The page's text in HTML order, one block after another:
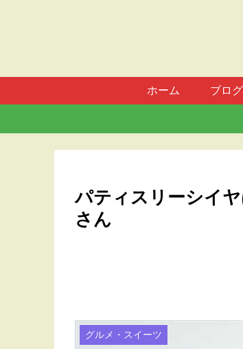
ホーム ブロ
パティスリーシイ
さん
グルメ・スイーツ